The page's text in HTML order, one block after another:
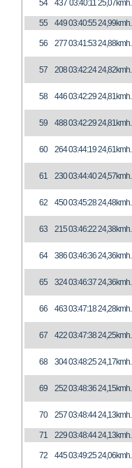
54 437 03:40:1125,07kmh.
55 44903:40:5524,99kmh.
56 27703:41:5324,88kmh.
57 20803:42:2424,82kmh.
58 44603:42:2924,81kmh.
59 48803:42:2924,81kmh.
60 26403:44:1924,61kmh.
61 23003:44:4024,57kmh.
62 45003:45:2824,48kmh.
63 21503:46:2224,38kmh.
64 38603:46:3624,36kmh.
65 32403:46:3724,36kmh.
66 46303:47:1824,28kmh.
67 42203:47:3824,25kmh.
68 30403:48:2524,17kmh.
69 25203:48:3624,15kmh.
70 25703:48:4424,13kmh.
71 22903:48:4424,13kmh.
72 44503:49:2524,06kmh.